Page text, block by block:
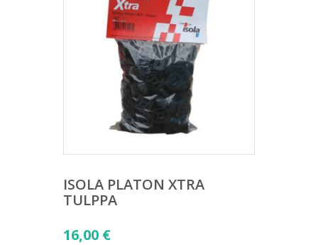
ISOLA PLATON XTRA
TULPPA
16,00 €